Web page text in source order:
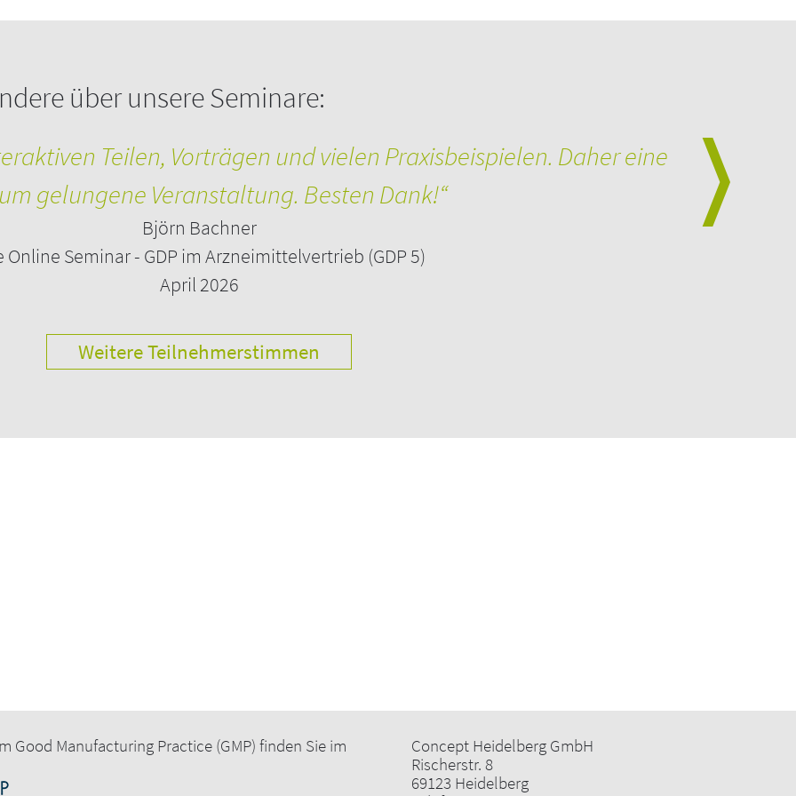
vom Transportmittel
Mängel
Ihnen vor und nach der Veranstaltung zum
innen erhalten im Anschluss an das
heidelberg.de
über unsere Seminare:
Teilen, Vorträgen und vielen Praxisbeispielen. Daher eine
gelungene Veranstaltung. Besten Dank!“
Björn Bachner
Online Seminar - GDP im Arzneimittelvertrieb (GDP 5)
April 2026
Weitere Teilnehmerstimmen
Good Manufacturing Practice (GMP) finden Sie im
Concept Heidelberg GmbH
Rischerstr. 8
69123 Heidelberg